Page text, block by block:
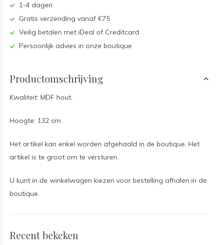
1-4 dagen
Gratis verzending vanaf €75
Veilig betalen met iDeal of Creditcard
Persoonlijk advies in onze boutique
Productomschrijving
Kwaliteit: MDF hout.
Hoogte: 132 cm.
Het artikel kan enkel worden afgehaald in de boutique. Het
artikel is te groot om te versturen.
U kunt in de winkelwagen kiezen voor bestelling afhalen in de
boutique.
Recent bekeken